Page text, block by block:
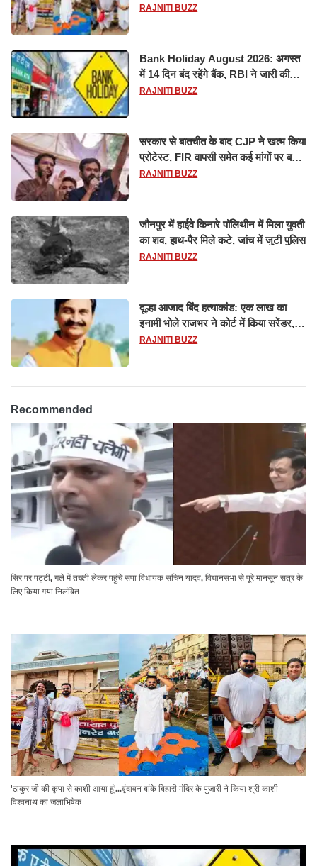
विश्वनाथ का जलाभिषेक
RAJNITI BUZZ
Bank Holiday August 2026: अगस्त
में 14 दिन बंद रहेंगे बैंक, RBI ने जारी की
छुट्टियों की लिस्ट​​​​​​​
RAJNITI BUZZ
सरकार से बातचीत के बाद CJP ने खत्म किया
प्रोटेस्ट, FIR वापसी समेत कई मांगों पर बनी
सहमति
RAJNITI BUZZ
जौनपुर में हाईवे किनारे पॉलिथीन में मिला युवती
का शव, हाथ-पैर मिले कटे, जांच में जुटी पुलिस
RAJNITI BUZZ
दूल्हा आजाद बिंद हत्याकांड: एक लाख का
इनामी भोले राजभर ने कोर्ट में किया सरेंडर,
14 दिन के लिए भेजा गया जेल
RAJNITI BUZZ
Recommended
सिर पर पट्टी, गले में तख्ती लेकर पहुंचे सपा विधायक सचिन यादव, विधानसभा से पूरे मानसून सत्र के
लिए किया गया निलंबित
'ठाकुर जी की कृपा से काशी आया हूं'...वृंदावन बांके बिहारी मंदिर के पुजारी ने किया श्री काशी
विश्वनाथ का जलाभिषेक